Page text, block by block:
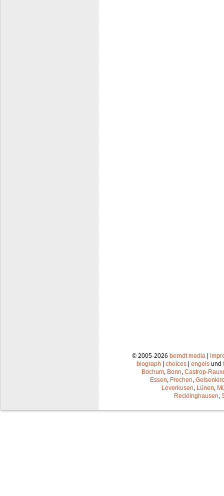
© 2005-2026 berndt media|
biograph
choices engels und
Bochum, Bonn, Castrop-
Essen, Frechen,
Leverkusen, Lünen,
Recklinghausen,